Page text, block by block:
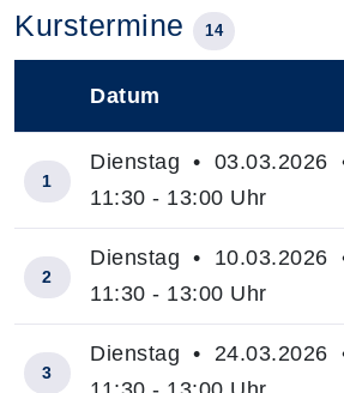
Kurstermine 14
Datum
1
Dienstag • 03.03.2026
11:30 - 13:00 Uhr
2
Dienstag • 10.03.2026
11:30 - 13:00 Uhr
3
Dienstag • 24.03.2026